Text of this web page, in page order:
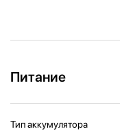
Питание
Тип аккумулятора